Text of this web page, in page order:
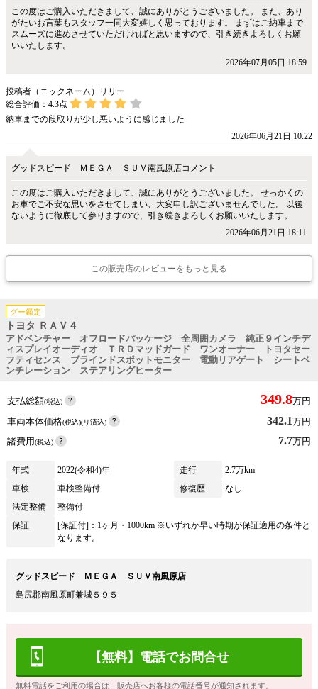
この度はご購入いただきまして、誠にありがとうございました。 また、あり
がたいお言葉もスタッフ一同大変嬉しく思っております。 まずはご納車まで
スムーズに進めさせていただければと思いますので、引き続きよろしくお願
いいたします。
2026年07月05日 18:59
投稿者（ニックネーム）リリー
総合評価： 4.3点
納車までの段取りが少し悪いように感じました
2026年06月21日 10:22
グッドスピード ＭＥＧＡ ＳＵＶ南風原店コメント
この度はご購入いただきまして、誠にありがとうございました。 せっかくの
お車でご不安な思いをさせてしまい、大変申し訳ございませんでした。 以後
ないように徹底して参りますので、引き続きよろしくお願いいたします。
2026年06月21日 18:11
この販売店のレビューをもっと見る
グー鑑定
トヨタ ＲＡＶ４
アドベンチャー オフロードパッケージ 全周囲カメラ 純正９インチデ
ィスプレイオーディオ ＴＲＤマッドガード ワンオーナー トヨタセー
フティセンス ブラインドスポットモニター 電動リアゲート シートベ
ンチレーション ステアリングヒーター
支払総額(税込) 349.8万円
車両本体価格(税込)(リ済込) 342.1万円
諸費用(税込) 7.7万円
年式 2022(令和4)年 走行
2.7万km
車検
車検整備付 修復歴
なし
法定整備
整備付
保証
[保証付]：1ヶ月・1000km ※いずれか早い時期が保証適用の条件と
なります。
グッドスピード ＭＥＧＡ ＳＵＶ南風原店
島尻郡南風原町兼城５９５
【無料】電話でお問合せ
無料電話をご利用の場合は、販売店へお客様の電話番号が通知されます。